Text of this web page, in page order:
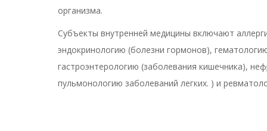
организма.
Субъекты внутренней медицины включают
эндокринологию (болезни гормонов),
гастроэнтерологию (заболевания кишечника),
пульмонологию заболеваний легких. ) и